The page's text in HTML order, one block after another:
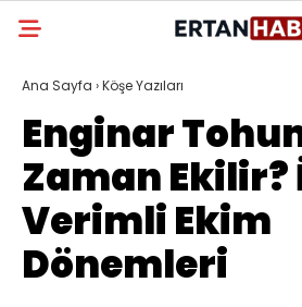
Ana Sayfa ›Köşe Yazıları
Enginar
Zaman Ekilir?
Verimli Ekim
Dönemleri